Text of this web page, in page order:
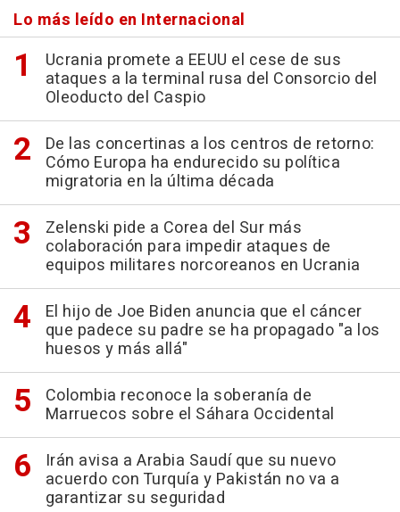
Lo más leído en Internacional
Ucrania promete a EEUU el cese de sus
ataques a la terminal rusa del Consorcio del
Oleoducto del Caspio
De las concertinas a los centros de retorno:
Cómo Europa ha endurecido su política
migratoria en la última década
Zelenski pide a Corea del Sur más
colaboración para impedir ataques de
equipos militares norcoreanos en Ucrania
El hijo de Joe Biden anuncia que el cáncer
que padece su padre se ha propagado "a los
huesos y más allá"
Colombia reconoce la soberanía de
Marruecos sobre el Sáhara Occidental
Irán avisa a Arabia Saudí que su nuevo
acuerdo con Turquía y Pakistán no va a
garantizar su seguridad